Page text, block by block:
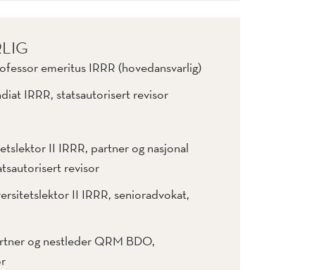
emeritus IRRR (hovedansvarlig)
IRRR, statsautorisert revisor
II IRRR, partner og nasjonal
revisor
II IRRR, senioradvokat,
og nestleder QRM BDO,